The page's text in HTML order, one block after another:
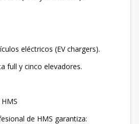
eléctricos (EV chargers).
full y cinco elevadores.
de HMS garantiza: